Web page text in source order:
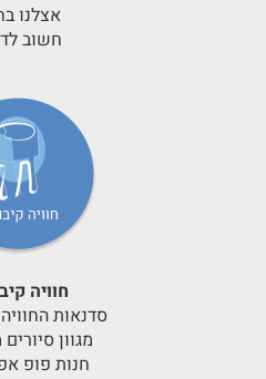
אצלנו
חשוב
חוויה
סדנאות
מגוון
חנות פופ